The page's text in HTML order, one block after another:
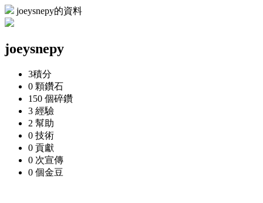
joeysnepy的資料
joeysnepy
3積分
0 顆鑽石
150 個碎鑽
3 經驗
2 幫助
0 技術
0 貢獻
0 次宣傳
0 個金豆